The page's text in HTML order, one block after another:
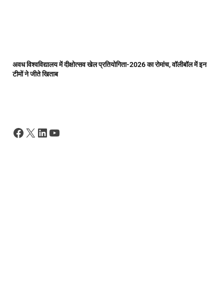
अवध विश्वविद्यालय में दीक्षोत्सव खेल प्रतियोगिता-2026 का रोमांच, वॉलीबॉल में इन
टीमों ने जीते खिताब
Facebook
X LinkedIn
YouTube